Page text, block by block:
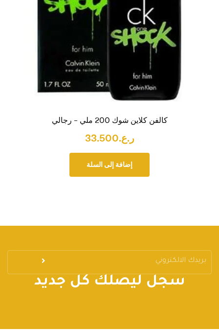
كالفن كلاين شوك 200 ملي – رجالي
ر.ع.33.500
إضافة إلى السلة
سجل ليصلك كل جديد